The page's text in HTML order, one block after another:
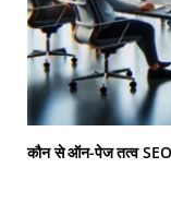
कौन से ऑन-पेज तत्व SEO